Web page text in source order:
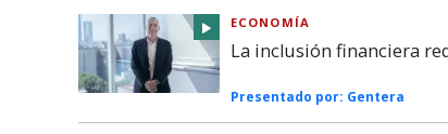
ECONOMÍA
La inclusión financiera
Presentado por: Gentera